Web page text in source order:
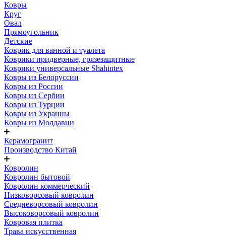
Ковры
Круг
Овал
Прямоугольник
Детские
Коврик для ванной и туалета
Коврики придверные, грязезащитные
Коврики универсальные Shahintex
Ковры из Белоруссии
Ковры из России
Ковры из Сербии
Ковры из Турции
Ковры из Украины
Ковры из Молдавии
Керамогранит
Производство Китай
Ковролин
Ковролин бытовой
Ковролин коммерческий
Низковорсовый ковролин
Средневорсовый ковролин
Высоковорсовый ковролин
Ковровая плитка
Трава искусственная